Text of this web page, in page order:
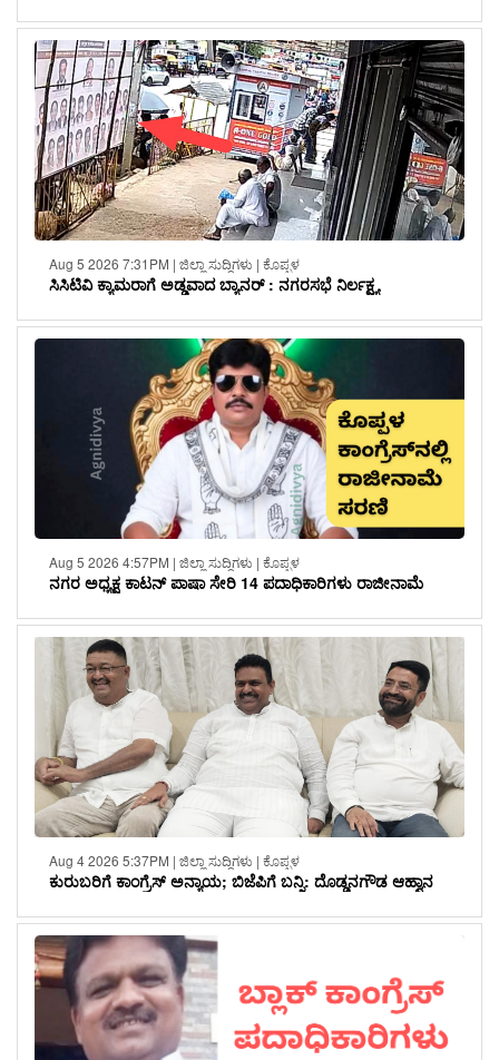
Aug 5 2026 7:31PM | ಜಿಲ್ಲಾ ಸುದ್ದಿಗಳು | ಕೊಪ್ಪಳ
ಸಿಸಿಟಿವಿ ಕ್ಯಾಮರಾಗೆ ಅಡ್ಡವಾದ ಬ್ಯಾನರ್ : ನಗರಸಭೆ ನಿರ್ಲಕ್ಷ್ಯ
Aug 5 2026 4:57PM | ಜಿಲ್ಲಾ ಸುದ್ದಿಗಳು | ಕೊಪ್ಪಳ
ನಗರ ಅಧ್ಯಕ್ಷ ಕಾಟನ್ ಪಾಷಾ ಸೇರಿ 14 ಪದಾಧಿಕಾರಿಗಳು ರಾಜೀನಾಮೆ
Aug 4 2026 5:37PM | ಜಿಲ್ಲಾ ಸುದ್ದಿಗಳು | ಕೊಪ್ಪಳ
ಕುರುಬರಿಗೆ ಕಾಂಗ್ರೆಸ್ ಅನ್ಯಾಯ; ಬಿಜೆಪಿಗೆ ಬನ್ನಿ: ದೊಡ್ಡನಗೌಡ ಆಹ್ವಾನ